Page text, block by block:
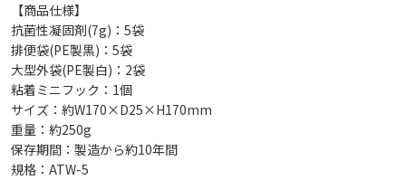
【商品仕様】
抗菌性凝固剤(7g)：5袋
排便袋(PE製黒)：5袋
大型外袋(PE製白)：2袋
粘着ミニフック：1個
サイズ：約W170×D25×H170mm
重量：約250g
保存期間：製造から約10年間
規格：ATW-5